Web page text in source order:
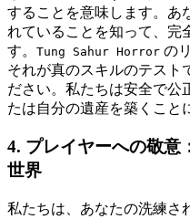
することを意味します。あ
れていることを知って、完
す。 Tung Sahur Horror の
それが真のスキルのテスト
ださい。私たちは安全で公
たは自分の遺産を築くこと
4. プレイヤーへの敬意
世界
私たちは、あなたの洗練さ